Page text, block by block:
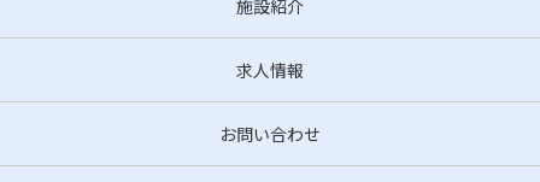
施設紹介
求人情報
お問い合わせ